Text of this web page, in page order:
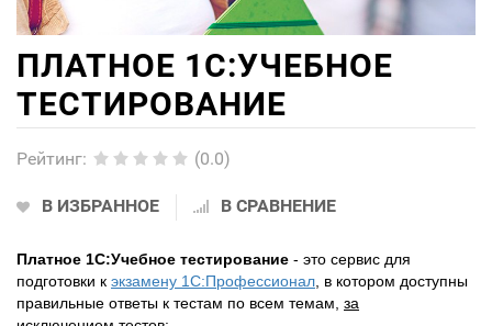
ПЛАТНОЕ 1С:УЧЕБНОЕ
ТЕСТИРОВАНИЕ
Рейтинг: (0.0)
В ИЗБРАННОЕ В СРАВНЕНИЕ
Платное 1С:Учебное тестирование - это сервис для
подготовки к экзамену 1С:Профессионал , в котором доступны
правильные ответы к тестам по всем темам, за